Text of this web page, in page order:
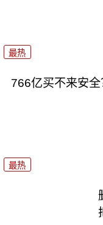
最热
766亿买不来安
最热